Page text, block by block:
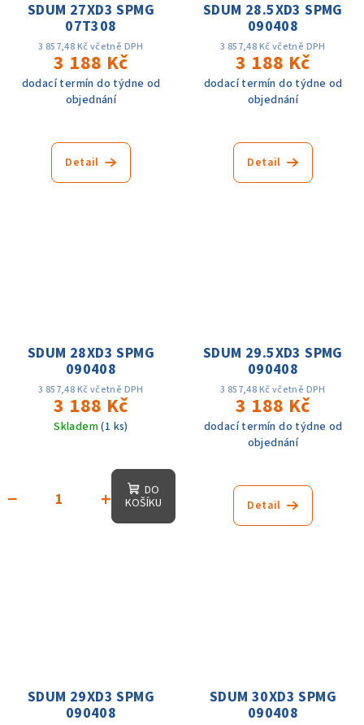
SDUM 27XD3 SPMG
07T308
3 857,48 Kč včetně DPH
3 188 Kč
dodací termín do týdne od
objednání
Detail
SDUM 28.5XD3 SPMG
090408
3 857,48 Kč včetně DPH
3 188 Kč
dodací termín do týdne od
objednání
Detail
SDUM 28XD3 SPMG
090408
3 857,48 Kč včetně DPH
3 188 Kč
Skladem(1 ks)
+
−
DO
KOŠÍKU
SDUM 29.5XD3 SPMG
090408
3 857,48 Kč včetně DPH
3 188 Kč
dodací termín do týdne od
objednání
Detail
SDUM 29XD3 SPMG
090408
SDUM 30XD3 SPMG
090408